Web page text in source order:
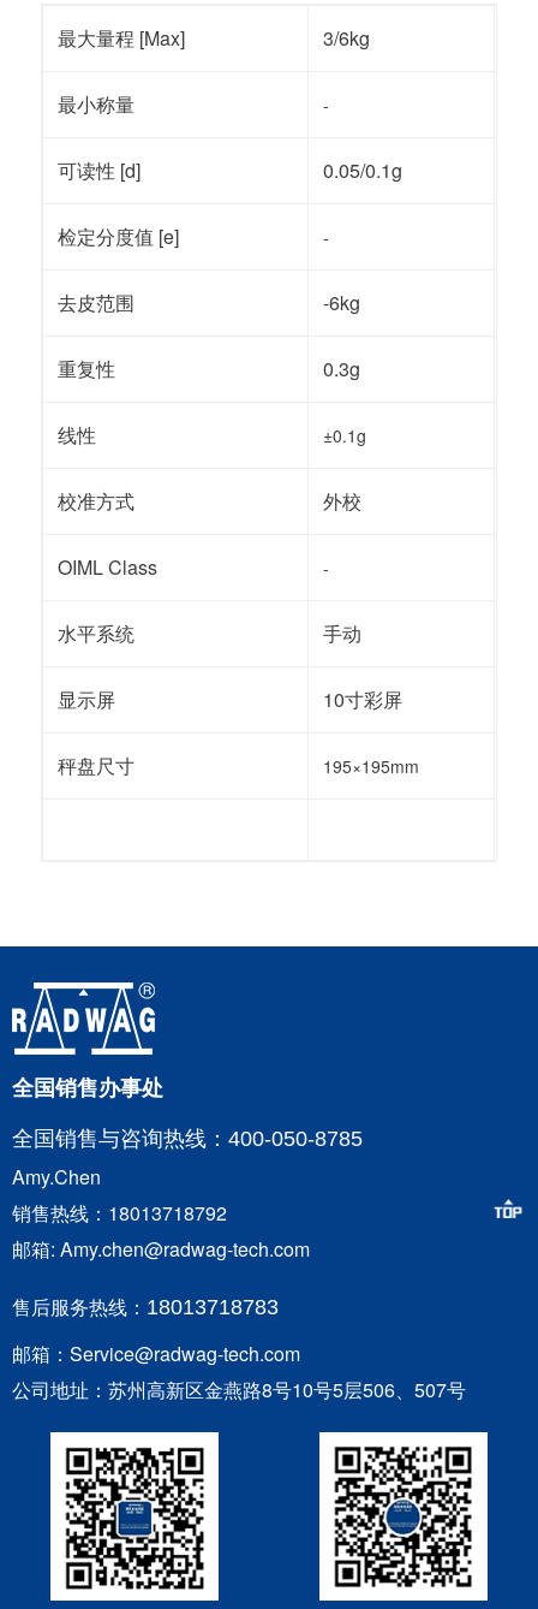
最大量程 [Max] 3/6kg
最小称量 -
可读性 [d] 0.05/0.1g
检定分度值 [e] -
去皮范围 -6kg
重复性 0.3g
线性 ±0.1g
校准方式 外校
OIML Class -
水平系统 手动
显示屏 10寸彩屏
秤盘尺寸 195×195mm
全国销售办事处
全国销售与咨询热线：400-050-8785
Amy.Chen
销售热线：18013718792
邮箱: Amy.chen@radwag-tech.com
售后服务热线： 18013718783
邮箱：Service@radwag-tech.com
公司地址：苏州高新区金燕路8号10号5层506、507号